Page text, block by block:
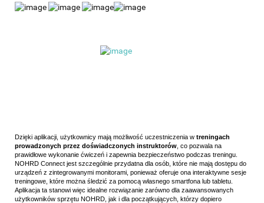
Dzięki aplikacji, użytkownicy mają możliwość uczestniczenia w treningach
prowadzonych przez doświadczonych instruktorów , co pozwala na
prawidłowe wykonanie ćwiczeń i zapewnia bezpieczeństwo podczas treningu.
NOHRD Connect jest szczególnie przydatna dla osób, które nie mają dostępu do
urządzeń z zintegrowanymi monitorami, ponieważ oferuje ona interaktywne sesje
treningowe, które można śledzić za pomocą własnego smartfona lub tabletu.
Aplikacja ta stanowi więc idealne rozwiązanie zarówno dla zaawansowanych
użytkowników sprzętu NOHRD, jak i dla początkujących, którzy dopiero